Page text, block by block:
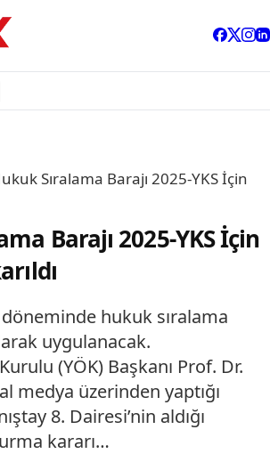
Sıralama Barajı 2025-YKS İçin
Barajı 2025-YKS İçin
hukuk sıralama
uygulanacak.
(YÖK) Başkanı Prof. Dr.
medya üzerinden yaptığı
8. Dairesi’nin aldığı
kararı…